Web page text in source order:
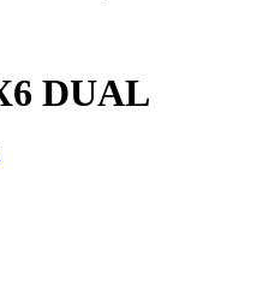
DUAL